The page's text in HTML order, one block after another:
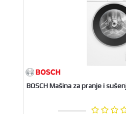
BOSCH Mašina za pranje i